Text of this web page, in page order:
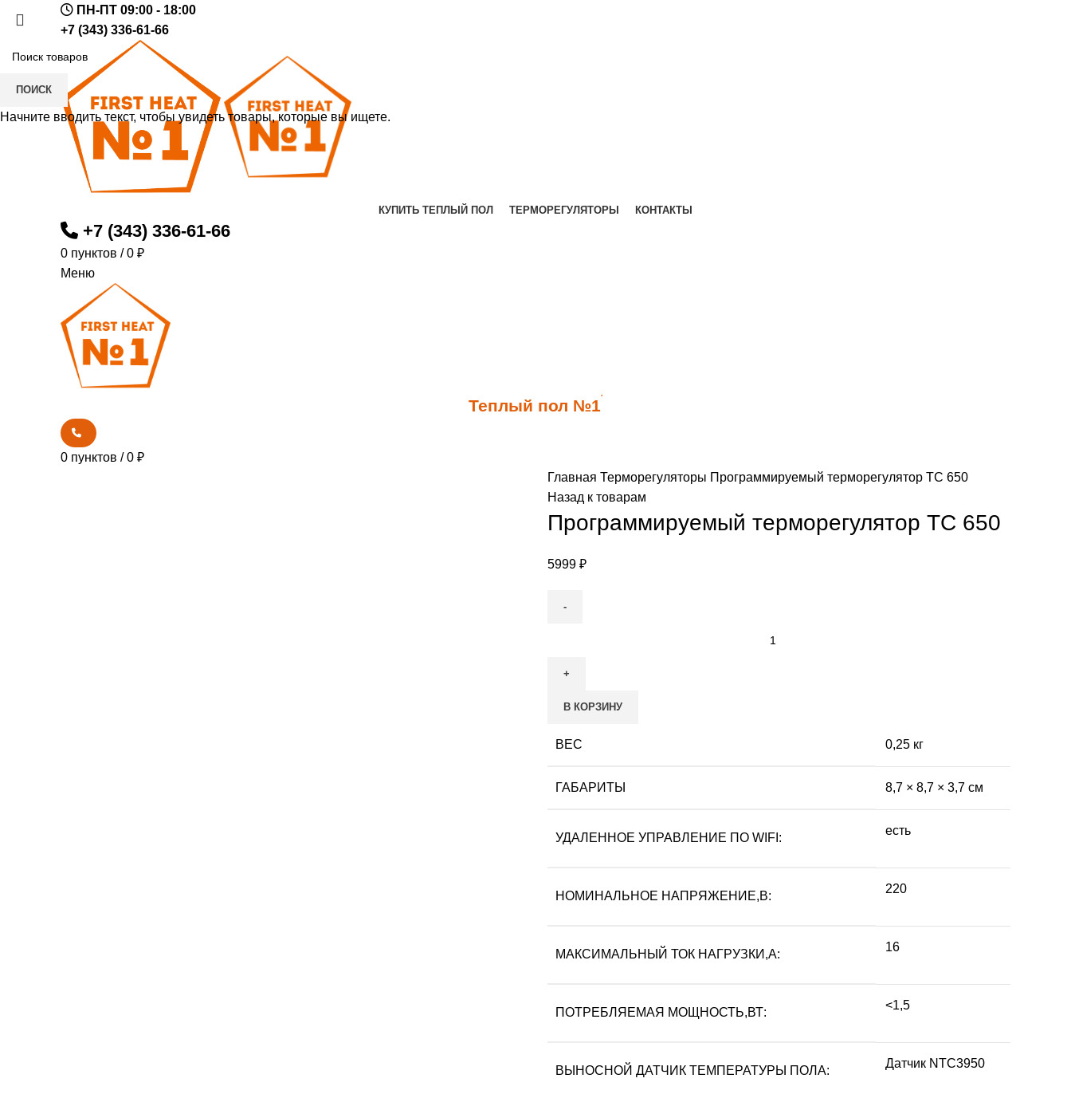
ПН-ПТ 09:00 - 18:00
+7 (343) 336-61-66
КУПИТЬ ТЕПЛЫЙ ПОЛ ТЕРМОРЕГУЛЯТОРЫ КОНТАКТЫ
+7 (343) 336-61-66
0 пунктов / 0 ₽
Меню
Теплый пол №1
*
0 пунктов / 0 ₽
Главная Терморегуляторы Программируемый терморегулятор ТС 650
Назад к товарам
Программируемый терморегулятор ТС 650
5999 ₽
Программируемый
ТСВ КОРЗИНУ
ВЕС 0,25 кг
ГАБАРИТЫ 8,7 × 8,7 × 3,7 см
УДАЛЕННОЕ УПРАВЛЕНИЕ ПО WIFI:
есть
НОМИНАЛЬНОЕ НАПРЯЖЕНИЕ,В:
220
МАКСИМАЛЬНЫЙ ТОК НАГРУЗКИ,А:
16
ПОТРЕБЛЯЕМАЯ МОЩНОСТЬ,ВТ:
<1,5
ВЫНОСНОЙ ДАТЧИК ТЕМПЕРАТУРЫ ПОЛА:
Датчик NTC3950
ПОИСК
Начните вводить текст, чтобы увидеть товары, которые вы ищете.